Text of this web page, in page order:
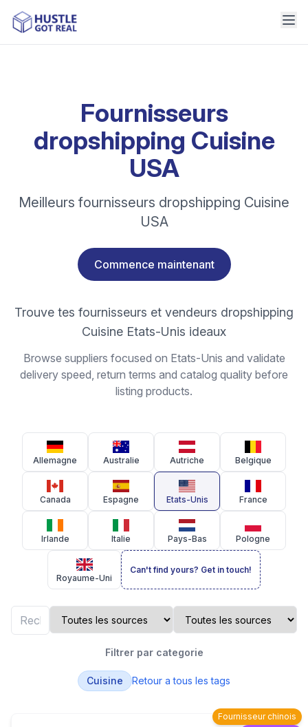
Fournisseurs
dropshipping Cuisine
USA
Meilleurs fournisseurs dropshipping Cuisine
USA
Commence maintenant
Trouve tes fournisseurs et vendeurs dropshipping
Cuisine Etats-Unis ideaux
Browse suppliers focused on Etats-Unis and validate
delivery speed, return terms and catalog quality before
listing products.
Allemagne Australie Autriche Belgique
Canada Espagne Etats-Unis France
Irlande Italie Pays-Bas Pologne
Royaume-Uni
Can't find yours? Get in touch!
Filtrer par categorie
Cuisine Retour a tous les tags
Fournisseur chinois